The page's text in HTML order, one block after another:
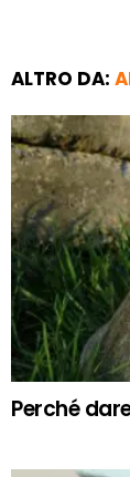
ALTRO DA:
Perché